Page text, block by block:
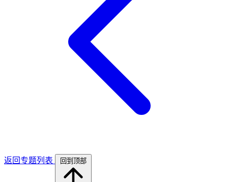
返回专题列表